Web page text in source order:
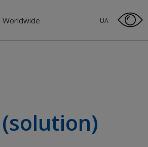
Worldwide UA